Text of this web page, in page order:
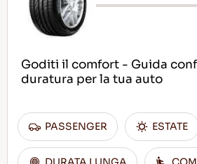
Goditi il comfort - Guida
duratura per la tua auto
PASSENGER ESTATE